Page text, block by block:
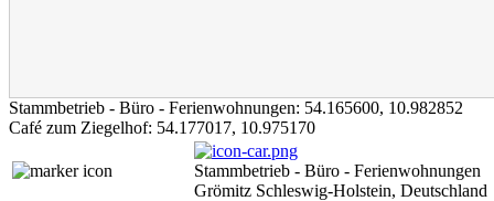
Stammbetrieb - Büro - Ferienwohnungen: 54.165600, 10.982852
Café zum Ziegelhof: 54.177017, 10.975170
Stammbetrieb - Büro - Ferienwohnungen
Grömitz Schleswig-Holstein, Deutschland